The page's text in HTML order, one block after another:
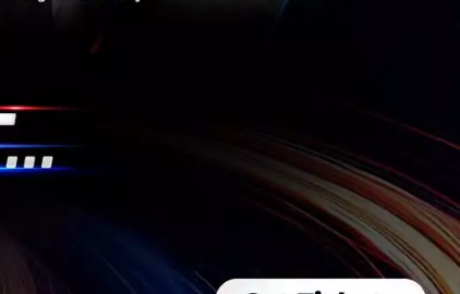
Tech และ
พิ่มขึ้นจาก
และคุ้มค่า